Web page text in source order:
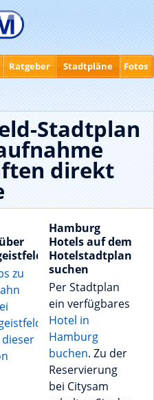
Stadtplan
direkt
zu
dieser
Hamburg
Hotels auf dem
Hotelstadtplan
suchen
Per Stadtplan
ein verfügbares
Hotel in
Hamburg
buchen. Zu der
Reservierung
bei Citysam
Ratgeber Stadtpläne Fotos